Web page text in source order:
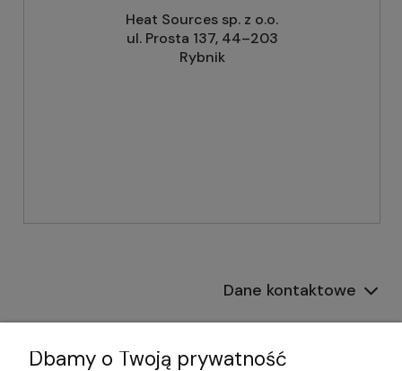
Heat Sources sp. z o.o.
ul. Prosta 137, 44–203
Rybnik
Dane kontaktowe
Informacje
Dbamy o Twoją prywatność